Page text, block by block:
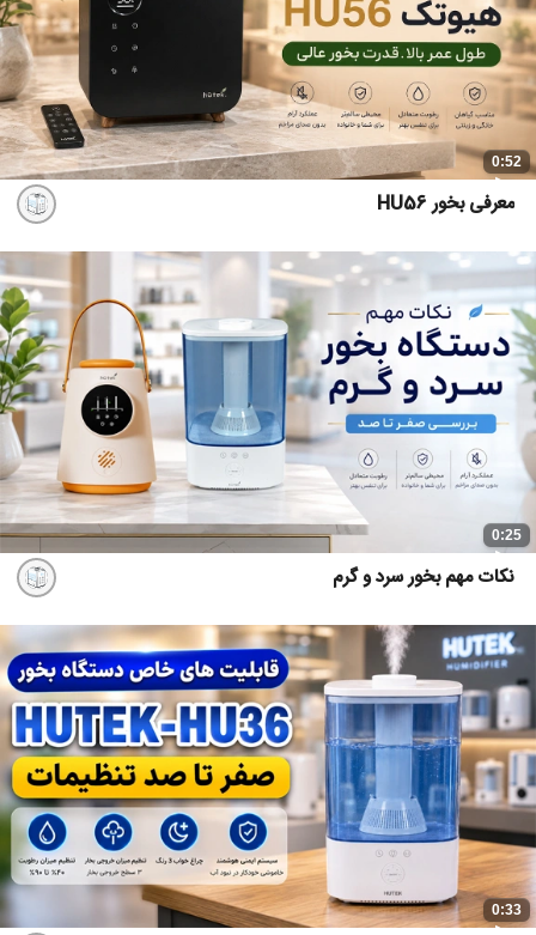
0:52
معرفی بخور HU56
0:25
نکات مهم بخور سرد و گرم
0:33